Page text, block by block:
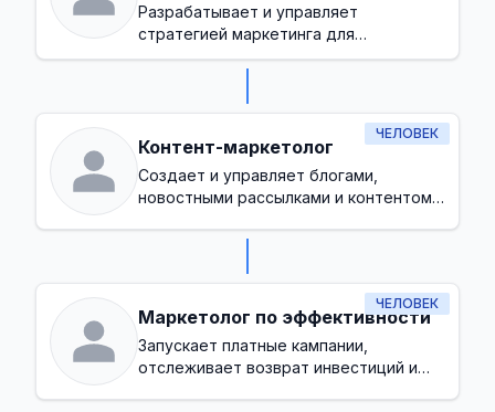
Разрабатывает и управляет
стратегией маркетинга для
увеличения узнаваемости бренда и
ЧЕЛОВЕК
Контент-маркетолог
Создает и управляет блогами,
новостными рассылками и контентом в
ЧЕЛОВЕК
Маркетолог по эффективности
Запускает платные кампании,
отслеживает возврат инвестиций и